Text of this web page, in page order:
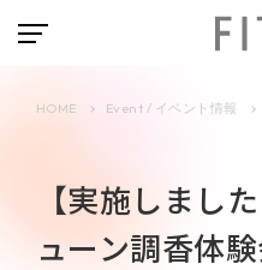
HOME Event / イベント情報
【実施しまし
ューン調香体